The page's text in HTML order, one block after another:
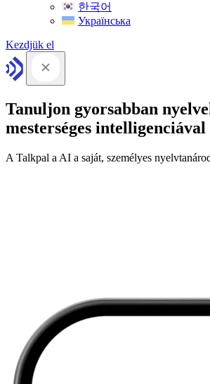
한국어
Українська
Kezdjük el
Tanuljon gyorsabban
mesterséges intelligenciával
A Talkpal a AI a saját, személyes